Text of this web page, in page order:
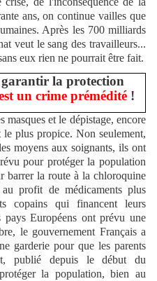
ans, on continue vailles que
Après les 700 milliards
veut le sang des travailleurs...
eux rien ne pourrait être fait.
garantir la protection
un crime prémédité !
et le dépistage, encore
plus propice. Non seulement,
moyens aux soignants, ils ont
pour protéger la population
la route à la chloroquine
profit de médicaments plus
copains qui financent leurs
pays Européens ont prévu une
le gouvernement Français a
garderie pour que les parents
publié depuis le début du
la population, bien au